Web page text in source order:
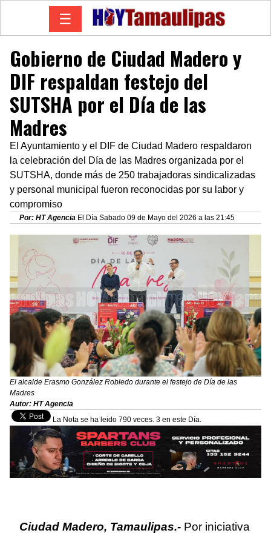
☰
Gobierno de Ciudad Madero y
DIF respaldan festejo del
SUTSHA por el Día de las
Madres
El Ayuntamiento y el DIF de Ciudad Madero respaldaron
la celebración del Día de las Madres organizada por el
SUTSHA, donde más de 250 trabajadoras sindicalizadas
y personal municipal fueron reconocidas por su labor y
compromiso
Por: HT Agencia El Día Sabado 09 de Mayo del 2026 a las 21:45
El alcalde Erasmo González Robledo durante el festejo de Día de las
Madres
Autor: HT Agencia
La Nota se ha leido 790 veces. 3 en este Día.
Ciudad Madero, Tamaulipas.- Por iniciativa